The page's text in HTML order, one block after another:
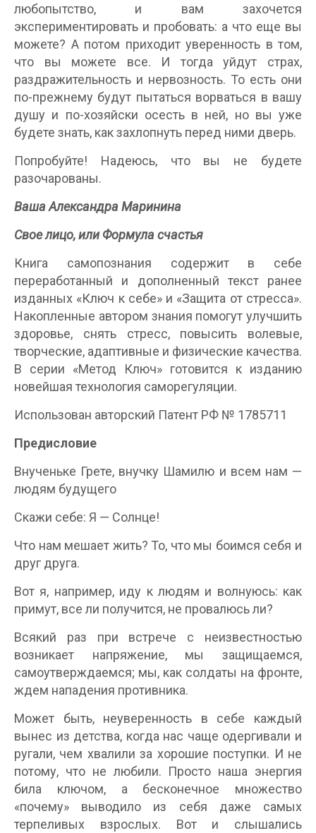
любопытство, и вам захочется
экспериментировать и пробовать: а что еще вы
можете? А потом приходит уверенность в том,
что вы можете все. И тогда уйдут страх,
раздражительность и нервозность. То есть они
по-прежнему будут пытаться ворваться в вашу
душу и по-хозяйски осесть в ней, но вы уже
будете знать, как захлопнуть перед ними дверь.
Попробуйте! Надеюсь, что вы не будете
разочарованы.
Ваша Александра Маринина
Свое лицо, или Формула счастья
Книга самопознания содержит в себе
переработанный и дополненный текст ранее
изданных «Ключ к себе» и «Защита от стресса».
Накопленные автором знания помогут улучшить
здоровье, снять стресс, повысить волевые,
творческие, адаптивные и физические качества.
В серии «Метод Ключ» готовится к изданию
новейшая технология саморегуляции.
Использован авторский Патент РФ № 1785711
Предисловие
Внученьке Грете, внучку Шамилю и всем нам —
людям будущего
Скажи себе: Я — Солнце!
Что нам мешает жить? То, что мы боимся себя и
друг друга.
Вот я, например, иду к людям и волнуюсь: как
примут, все ли получится, не провалюсь ли?
Всякий раз при встрече с неизвестностью
возникает напряжение, мы защищаемся,
самоутверждаемся; мы, как солдаты на фронте,
ждем нападения противника.
Может быть, неуверенность в себе каждый
вынес из детства, когда нас чаще одергивали и
ругали, чем хвалили за хорошие поступки. И не
потому, что не любили. Просто наша энергия
била ключом, а бесконечное множество
«почему» выводило из себя даже самых
терпеливых взрослых. Вот и слышались